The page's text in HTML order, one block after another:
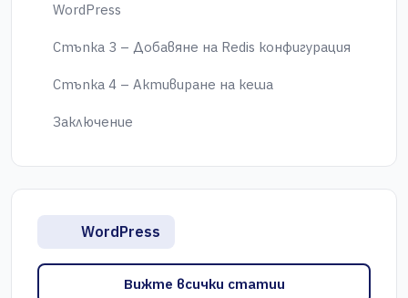
WordPress
Стъпка 3 – Добавяне на Redis конфигурация
Стъпка 4 – Активиране на кеша
Заключение
WordPress
Вижте всички статии